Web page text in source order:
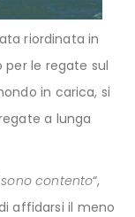
riordinata in
per le regate sul
in carica, si
a lunga
contento“,
affidarsi il meno